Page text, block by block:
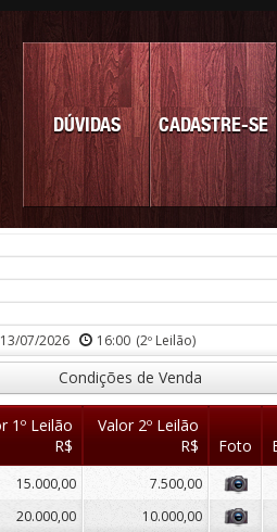
CADASTRE-SE
DÚVIDAS
13/07/2026 16:00 (2º Leilão)
Condições de Venda
1º Leilão
R$
Valor 2º Leilão
R$
Foto
15.000,00 7.500,00
20.000,00 10.000,00